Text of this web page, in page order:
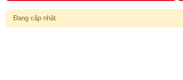
Đang cập nhật